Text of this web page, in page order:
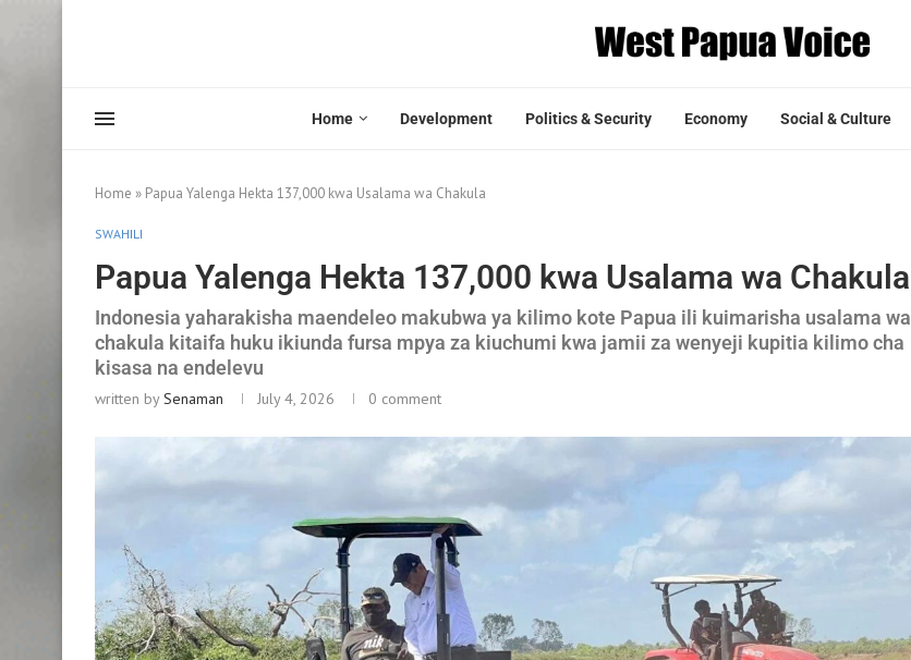
Home Development Politics & Security Economy Social & Culture
Home » Papua Yalenga Hekta 137,000 kwa Usalama wa Chakula
SWAHILI
Papua Yalenga Hekta 137,000 kwa Usalama wa Chakula
Indonesia yaharakisha maendeleo makubwa ya kilimo kote Papua ili kuimarisha usalama wa
chakula kitaifa huku ikiunda fursa mpya za kiuchumi kwa jamii za wenyeji kupitia kilimo cha
kisasa na endelevu
written bySenaman July 4, 2026 0 comment